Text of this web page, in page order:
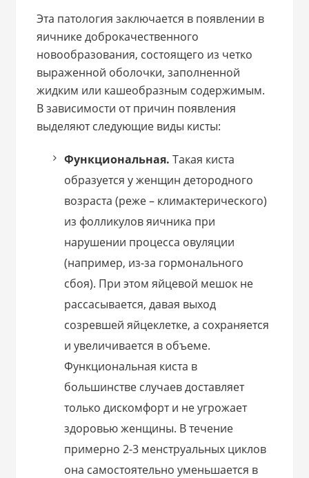
Эта патология заключается в появлении в
яичнике доброкачественного
новообразования, состоящего из четко
выраженной оболочки, заполненной
жидким или кашеобразным содержимым.
В зависимости от причин появления
выделяют следующие виды кисты:
Функциональная. Такая киста
образуется у женщин детородного
возраста (реже – климактерического)
из фолликулов яичника при
нарушении процесса овуляции
(например, из-за гормонального
сбоя). При этом яйцевой мешок не
рассасывается, давая выход
созревшей яйцеклетке, а сохраняется
и увеличивается в объеме.
Функциональная киста в
большинстве случаев доставляет
только дискомфорт и не угрожает
здоровью женщины. В течение
примерно 2-3 менструальных циклов
она самостоятельно уменьшается в